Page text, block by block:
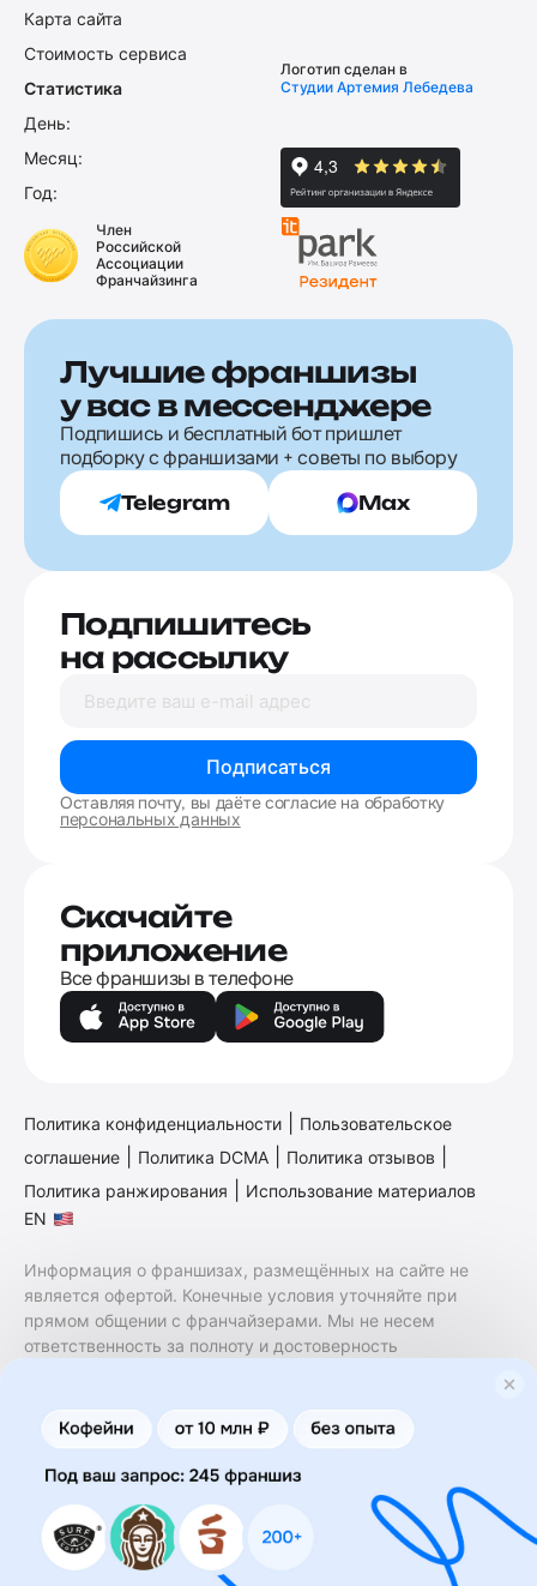
Карта сайта
Стоимость сервиса
Статистика
День:
Месяц:
Год:
Логотип сделан в
Студии Артемия Лебедева
Член
Российской
Ассоциации
Франчайзинга
Лучшие франшизы
у вас в мессенджере
Подпишись и бесплатный бот пришлет
подборку с франшизами + советы по выбору
Telegram Max
Подпишитесь
на рассылку
Подписаться
Оставляя почту, вы даёте согласие на обработку
персональных данных
Скачайте
приложение
Все франшизы в телефоне
Политика конфиденциальности
Пользовательское
соглашение
Политика DCMA Политика отзывов
Политика ранжирования
Использование материалов
EN
Информация о франшизах, размещённых на сайте не
является офертой. Конечные условия уточняйте при
прямом общении с франчайзерами. Мы не несем
ответственность за полноту и достоверность
финансовые услуги. Заключение договоров
коммерческой концессии (франчайзинга) осуществляется
правообладателями/их представителями. Бизнесменс.ру
не является посредником или представителем
правообладателя и не несет ответственность за условия
предоставления франшизы и действия лиц,
осуществленные на основании информации, имеющейся